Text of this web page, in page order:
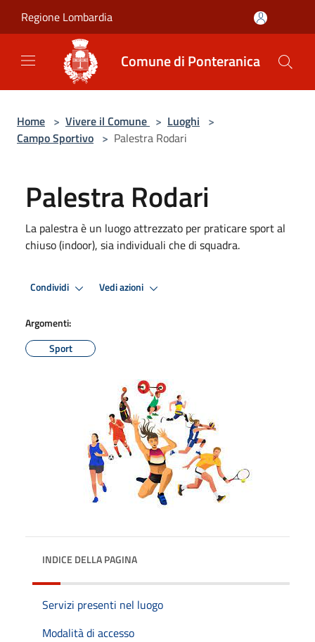
Regione Lombardia
Comune di Ponteranica
Home > Vivere il Comune > Luoghi >
Campo Sportivo > Palestra Rodari
Palestra Rodari
La palestra è un luogo attrezzato per praticare sport al
chiuso (indoor), sia individuali che di squadra.
Condividi Vedi azioni
Argomenti:
Sport
INDICE DELLA PAGINA
Servizi presenti nel luogo
Modalità di accesso